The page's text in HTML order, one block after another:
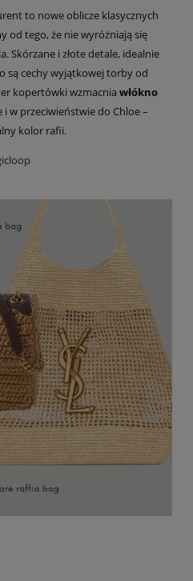
to nowe oblicze klasycznych
od tego, że nie wyróżniają się
Skórzane i złote detale, idealnie
są cechy wyjątkowej torby od
kopertówki wzmacnia włókno
w przeciwieństwie do Chloe –
kolor rafii.